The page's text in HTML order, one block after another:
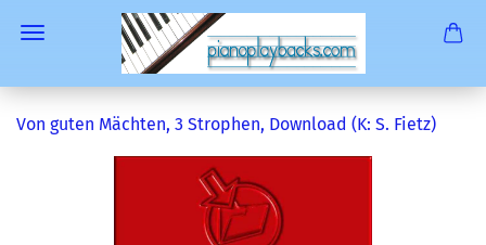
Von guten Mächten, 3 Strophen, Download (K: S. Fietz)